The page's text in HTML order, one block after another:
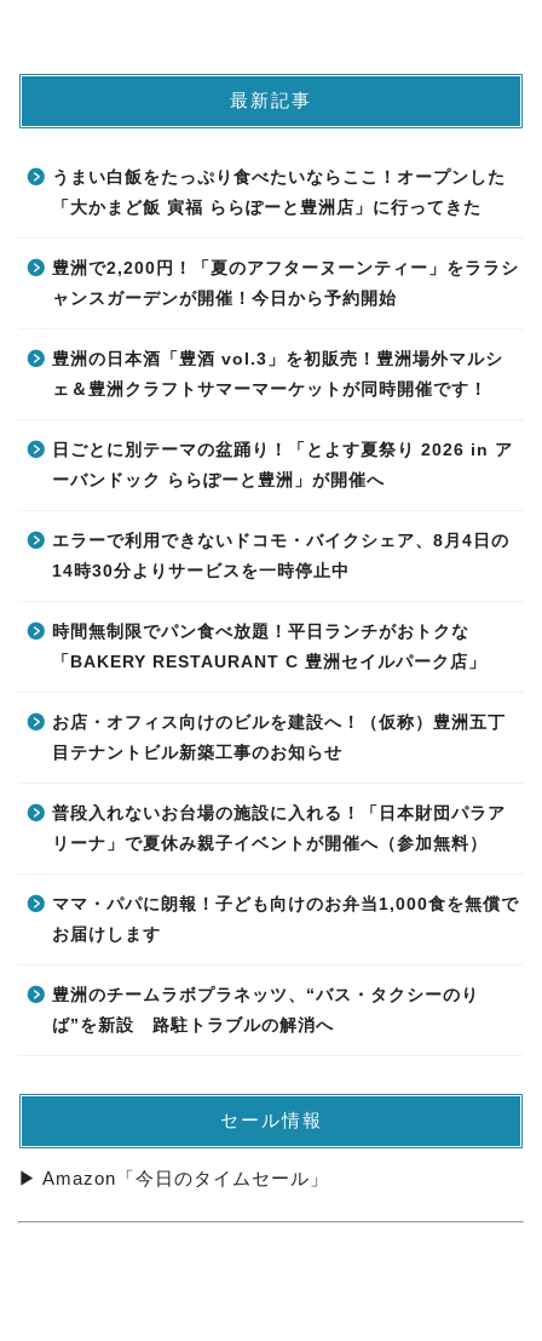
最新記事
うまい白飯をたっぷり食べたいならここ！オープンした
「大かまど飯 寅福 ららぽーと豊洲店」に行ってきた
豊洲で2,200円！「夏のアフターヌーンティー」をララシ
ャンスガーデンが開催！今日から予約開始
豊洲の日本酒「豊酒 vol.3」を初販売！豊洲場外マルシ
ェ＆豊洲クラフトサマーマーケットが同時開催です！
日ごとに別テーマの盆踊り！「とよす夏祭り 2026 in ア
ーバンドック ららぽーと豊洲」が開催へ
エラーで利用できないドコモ・バイクシェア、8月4日の
14時30分よりサービスを一時停止中
時間無制限でパン食べ放題！平日ランチがおトクな
「BAKERY RESTAURANT C 豊洲セイルパーク店」
お店・オフィス向けのビルを建設へ！（仮称）豊洲五丁
目テナントビル新築工事のお知らせ
普段入れないお台場の施設に入れる！「日本財団パラア
リーナ」で夏休み親子イベントが開催へ（参加無料）
ママ・パパに朗報！子ども向けのお弁当1,000食を無償で
お届けします
豊洲のチームラボプラネッツ、“バス・タクシーのり
ば”を新設 路駐トラブルの解消へ
セール情報
▶ Amazon「今日のタイムセール」